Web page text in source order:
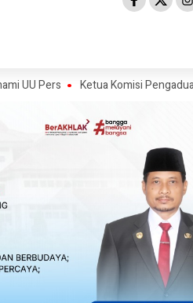
Ketua Komisi Pengaduan dan